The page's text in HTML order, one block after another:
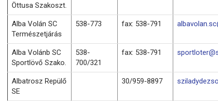
Öttusa Szakoszt.
Alba Volán SC
Természetjárás
538-773 fax: 538-791
Alba Volánb SC
Sportlövő Szako.
538-
700/321
fax: 538-791
Albatrosz Repülő
SE
30/959-8897